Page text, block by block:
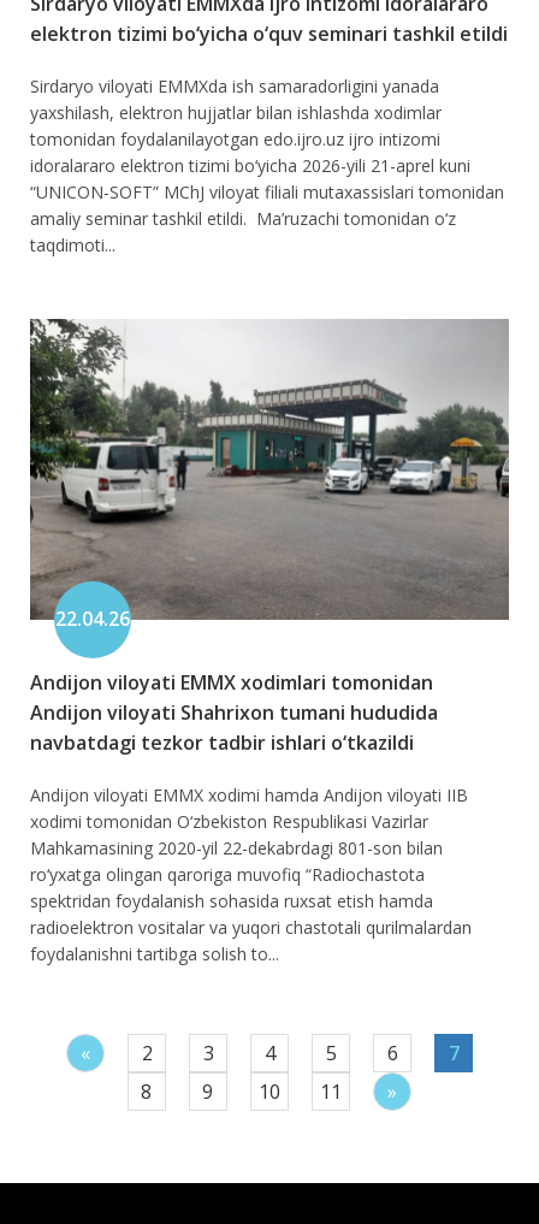
elektron tizimi bo‘yicha o‘quv seminari tashkil etildi
Sirdaryo viloyati EMMXda ish samaradorligini yanada
yaxshilash, elektron hujjatlar bilan ishlashda xodimlar
tomonidan foydalanilayotgan edo.ijro.uz ijro intizomi
idoralararo elektron tizimi bo‘yicha 2026-yili 21-aprel kuni
“UNICON-SOFT” MChJ viloyat filiali mutaxassislari tomonidan
amaliy seminar tashkil etildi. Ma’ruzachi tomonidan o‘z
taqdimoti...
22.04.26
Andijon viloyati EMMX xodimlari tomonidan
Andijon viloyati Shahrixon tumani hududida
navbatdagi tezkor tadbir ishlari o‘tkazildi
Andijon viloyati EMMX xodimi hamda Andijon viloyati IIB
xodimi tomonidan O‘zbekiston Respublikasi Vazirlar
Mahkamasining 2020-yil 22-dekabrdagi 801-son bilan
ro‘yxatga olingan qaroriga muvofiq “Radiochastota
spektridan foydalanish sohasida ruxsat etish hamda
radioelektron vositalar va yuqori chastotali qurilmalardan
foydalanishni tartibga solish to...
« 2 3 4 5 6
7
8
9 10 11 »